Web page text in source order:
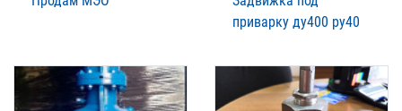
приварку ду400 ру40